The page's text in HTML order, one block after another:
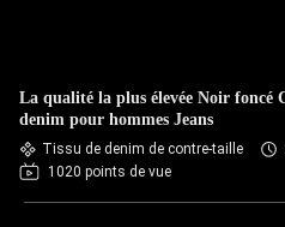
La qualité la plus élevée Noir foncé
denim pour hommes Jeans
Tissu de denim de contre-taille
1020 points de vue